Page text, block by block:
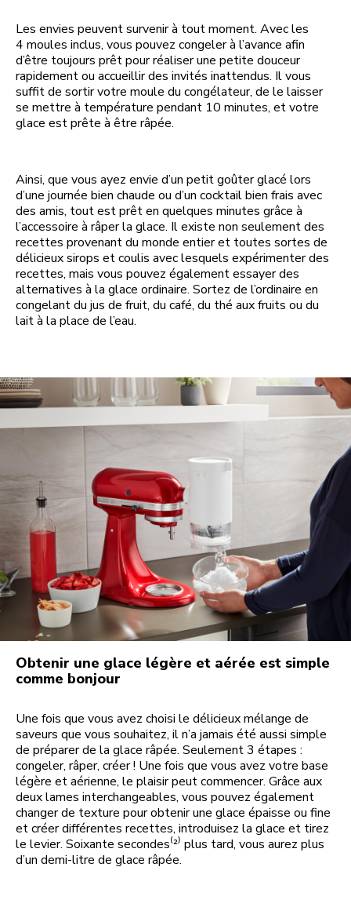
Les envies peuvent survenir à tout moment. Avec les
4 moules inclus, vous pouvez congeler à l’avance afin
d’être toujours prêt pour réaliser une petite douceur
rapidement ou accueillir des invités inattendus. Il vous
suffit de sortir votre moule du congélateur, de le laisser
se mettre à température pendant 10 minutes, et votre
glace est prête à être râpée.
Ainsi, que vous ayez envie d’un petit goûter glacé lors
d’une journée bien chaude ou d’un cocktail bien frais avec
des amis, tout est prêt en quelques minutes grâce à
l’accessoire à râper la glace. Il existe non seulement des
recettes provenant du monde entier et toutes sortes de
délicieux sirops et coulis avec lesquels expérimenter des
recettes, mais vous pouvez également essayer des
alternatives à la glace ordinaire. Sortez de l’ordinaire en
congelant du jus de fruit, du café, du thé aux fruits ou du
lait à la place de l’eau.
Obtenir une glace légère et aérée est simple
comme bonjour
Une fois que vous avez choisi le délicieux mélange de
saveurs que vous souhaitez, il n’a jamais été aussi simple
de préparer de la glace râpée. Seulement 3 étapes :
congeler, râper, créer ! Une fois que vous avez votre base
légère et aérienne, le plaisir peut commencer. Grâce aux
deux lames interchangeables, vous pouvez également
changer de texture pour obtenir une glace épaisse ou fine
et créer différentes recettes, introduisez la glace et tirez
le levier. Soixante secondes⁽²⁾ plus tard, vous aurez plus
d’un demi-litre de glace râpée.